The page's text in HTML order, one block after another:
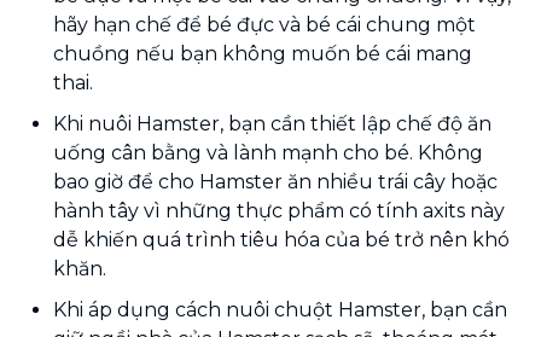
hãy hạn chế để bé đực và bé cái chung một
chuồng nếu bạn không muốn bé cái mang
thai.
Khi nuôi Hamster, bạn cần thiết lập chế độ ăn
uống cân bằng và lành mạnh cho bé. Không
bao giờ để cho Hamster ăn nhiều trái cây hoặc
hành tây vì những thực phẩm có tính axits này
dễ khiến quá trình tiêu hóa của bé trở nên khó
khăn.
Khi áp dụng cách nuôi chuột Hamster, bạn cần